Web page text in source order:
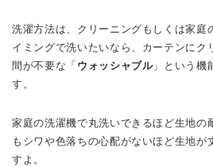
洗濯方法は、クリーニングもしくは家庭
イミングで洗いたいなら、カーテンにク
間が不要な「 ウォッシャブル」という機
す。
家庭の洗濯機で丸洗いできるほど生地の
もシワや色落ちの心配がないほど生地が
すよ。